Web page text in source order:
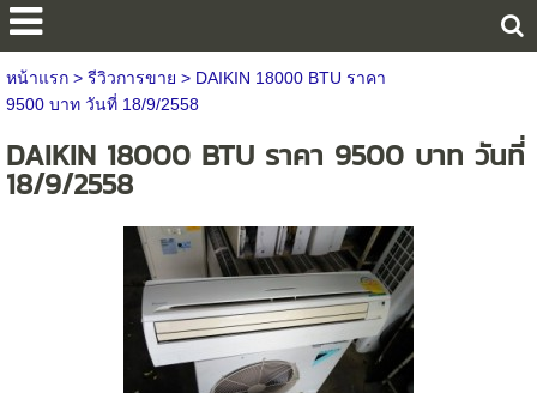
หน้าแรก> รีวิวการขาย > DAIKIN 18000 BTU ราคา
9500 บาท วันที่ 18/9/2558
DAIKIN 18000 BTU ราคา 9500 บาท วันที่
18/9/2558